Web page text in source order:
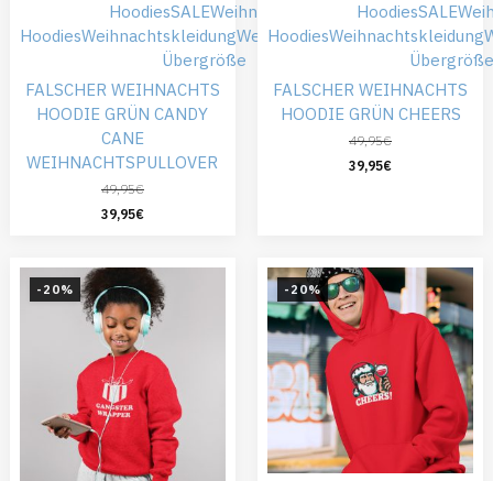
HoodiesSALEWeihnachts
HoodiesWeihnachtskleidungWeihnachtspullover
Übergröße
FALSCHER WEIHNACHTS
HOODIE GRÜN CANDY
CANE
WEIHNACHTSPULLOVER
49,95€
39,95€
HoodiesSALE
HoodiesWeihnachtskleidung
FALSCHER WEIHNACHTS
HOODIE GRÜN CHEERS
49,95€
39,95€
-20% -20%